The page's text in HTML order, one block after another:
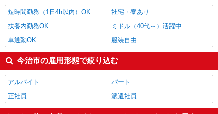
ファミリーレストラン・回転寿司1,193円
今治市の他の職種の平均時給を見る
短時間勤務（1日4h以内）OK
社宅・寮あり
扶養内勤務OK
ミドル（40代～）活躍中
車通勤OK
服装自由
今治市の雇用形態で絞り込む
アルバイト
パート
正社員
派遣社員